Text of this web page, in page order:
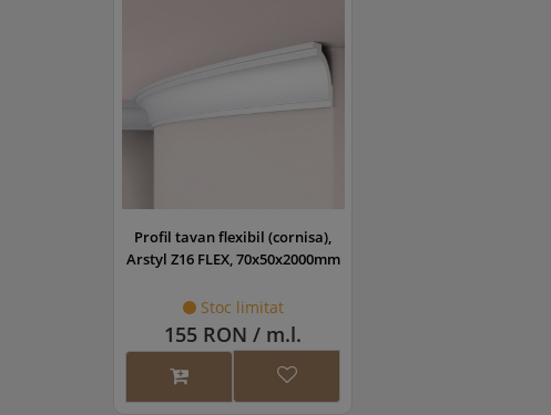
Profil tavan flexibil (cornisa),
Arstyl Z16 FLEX, 70x50x2000mm
Stoc limitat
155 RON / m.l.